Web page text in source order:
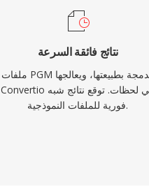
نتائج فائقة السرعة
ملفات PGM مدمجة بطبيعتها، ويعالجها
Convertio في لحظات. توقع نتائج شبه
فورية للملفات النموذجية.